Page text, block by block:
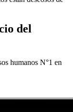
del
humanos N°1 en